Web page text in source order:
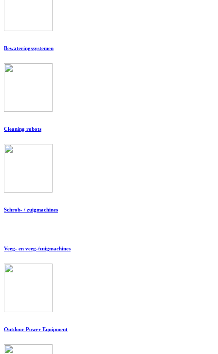
Bewateringssystemen
Cleaning robots
Schrob- / zuigmachines
Veeg- en veeg-/zuigmachines
Outdoor Power Equipment